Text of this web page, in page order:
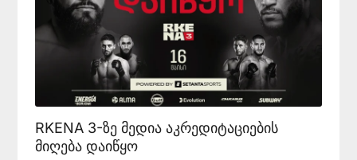
RKENA 3-ზე მედია აკრედიტაციების
მიღება დაიწყო